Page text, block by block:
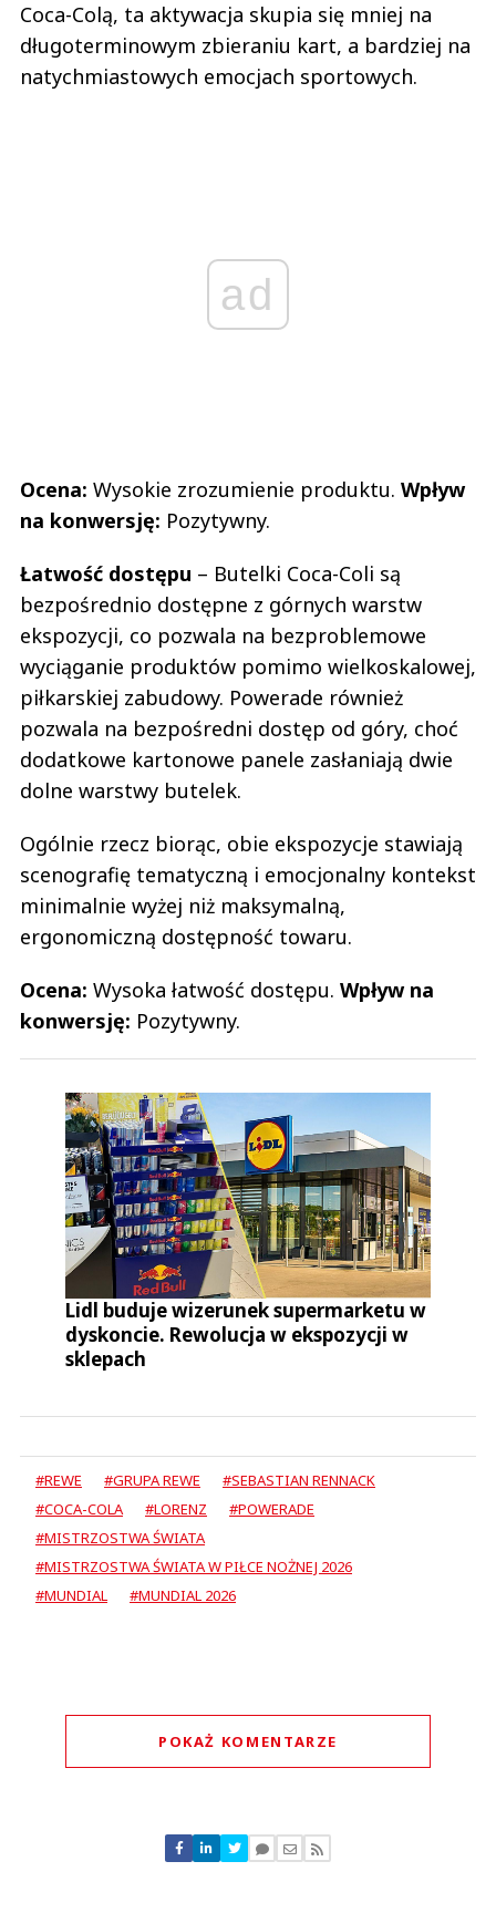
Coca-Colą, ta aktywacja skupia się mniej na
długoterminowym zbieraniu kart, a bardziej na
natychmiastowych emocjach sportowych.
ad
Ocena: Wysokie zrozumienie produktu. Wpływ
na konwersję: Pozytywny.
Łatwość dostępu – Butelki Coca-Coli są
bezpośrednio dostępne z górnych warstw
ekspozycji, co pozwala na bezproblemowe
wyciąganie produktów pomimo wielkoskalowej,
piłkarskiej zabudowy. Powerade również
pozwala na bezpośredni dostęp od góry, choć
dodatkowe kartonowe panele zasłaniają dwie
dolne warstwy butelek.
Ogólnie rzecz biorąc, obie ekspozycje stawiają
scenografię tematyczną i emocjonalny kontekst
minimalnie wyżej niż maksymalną,
ergonomiczną dostępność towaru.
Ocena: Wysoka łatwość dostępu. Wpływ na
konwersję: Pozytywny.
Lidl buduje wizerunek supermarketu w
dyskoncie. Rewolucja w ekspozycji w
sklepach
#REWE #GRUPA REWE
#SEBASTIAN RENNACK
#COCA-COLA
#LORENZ
#POWERADE
#MISTRZOSTWA ŚWIATA
#MISTRZOSTWA ŚWIATA W PIŁCE NOŻNEJ 2026
#MUNDIAL
#MUNDIAL 2026
POKAŻ KOMENTARZE
Nie znaleziono komentarzy
Zostaw swoje komentarze